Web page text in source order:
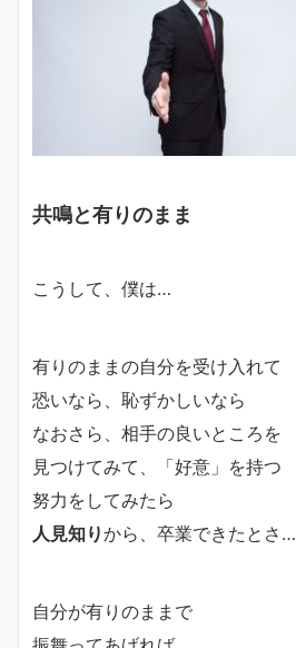
共鳴と有りのまま
こうして、僕は…
有りのままの自分を受け入れて
恐いなら、恥ずかしいなら
なおさら、相手の良いところを
見つけてみて、
「好意」を持つ
努力 をしてみたら
人見知りから、卒業できたとさ…
自分が有りのままで